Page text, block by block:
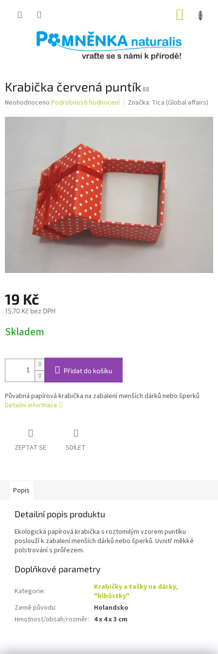
Krabička červená puntík 88
Průměrné
Neohodnoceno Podrobnosti hodnocení Značka: Tica (Global affairs)
19 Kč
15,70 Kč bez DPH
cena:
Skladem
Přidat do košíku
Půvabná papírová krabička na zabalení menších dárků nebo šperků
Detailní informace
ZEPTAT SE SDÍLET
Popis
Detailní popis produktu
Ekologická papírová krabička s roztomilým vzorem puntíku
poslouží k zabalení menších dárků nebo šperků. Uvnitř měkké
polstrování s průřezem.
Doplňkové parametry
Kategorie:
Krabičky a tašky na dárky,
"blbůstky"
Země původu:
Holandsko
Hmotnost/obsah/rozměr: 4 x 4 x 3 cm